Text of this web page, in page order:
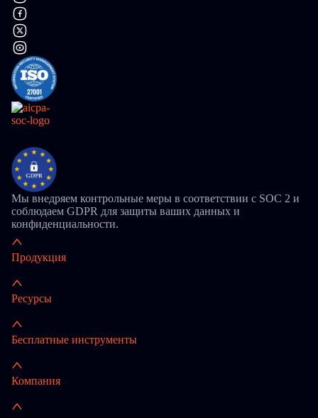
Мы внедряем контрольные меры в соответствии с SOC 2 и
соблюдаем GDPR для защиты ваших данных и
конфиденциальности.
Продукция
Ресурсы
Бесплатные инструменты
Компания